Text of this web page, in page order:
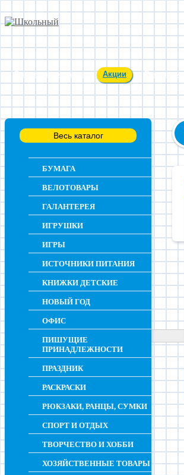
Оплата и доставка Акции Вакансии
Весь каталог
БУМАГА
ВЕЛОТОВАРЫ
ГАЛАНТЕРЕЯ
ИГРУШКИ
ИГРЫ
ИСТОЧНИКИ ПИТАНИЯ
КНИЖКИ ДЕТСКИЕ
НОВЫЙ ГОД
ОФИС
ПИШУЩИЕ
ПРИНАДЛЕЖНОСТИ
ПРАЗДНИК
РАСКРАСКИ
РЮКЗАКИ, РАНЦЫ, СУМКИ
СПОРТ И ОТДЫХ
ТВОРЧЕСТВО И ХОББИ
ХОЗЯЙСТВЕННЫЕ ТОВАРЫ